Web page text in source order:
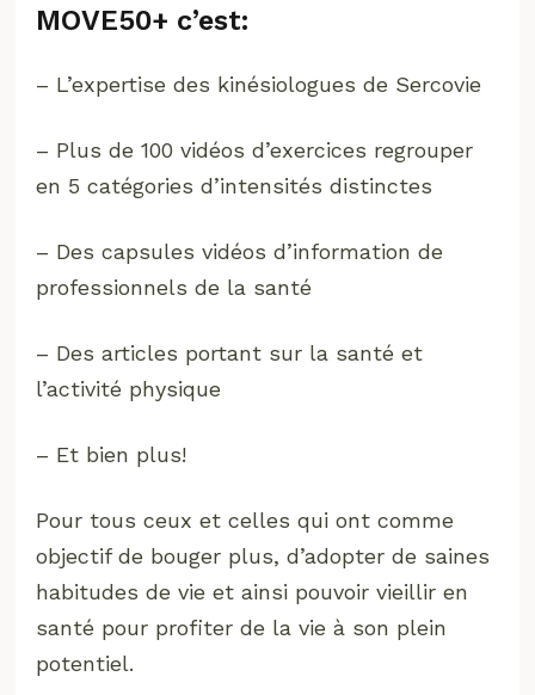
MOVE50+ c’est:
– L’expertise des kinésiologues de Sercovie
– Plus de 100 vidéos d’exercices regrouper
en 5 catégories d’intensités distinctes
– Des capsules vidéos d’information de
professionnels de la santé
– Des articles portant sur la santé et
l’activité physique
– Et bien plus!
Pour tous ceux et celles qui ont comme
objectif de bouger plus, d’adopter de saines
habitudes de vie et ainsi pouvoir vieillir en
santé pour profiter de la vie à son plein
potentiel.